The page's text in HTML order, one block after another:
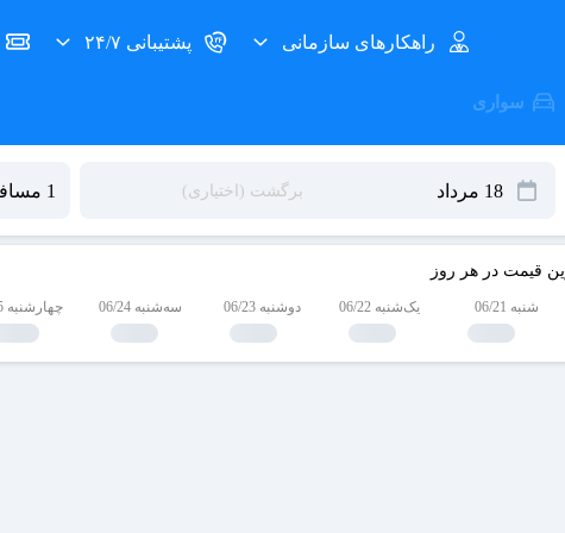
راهکارهای سازمانی پشتیبانی ۲۴/۷
سواری
قیمت در هر روز
شنبه 06/21 یک‌شنبه 06/22 دوشنبه 06/23 سه‌شنبه 06/24 چهارشنبه 06/25